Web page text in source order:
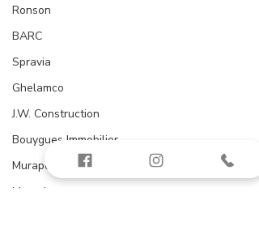
Ronson
BARC
Spravia
Ghelamco
J.W. Construction
Bouygues Immobilier
Murapol
Matexi